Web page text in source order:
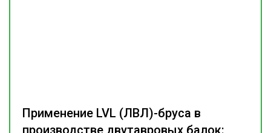
Применение LVL (ЛВЛ)-бруса в
производстве двутавровых балок: